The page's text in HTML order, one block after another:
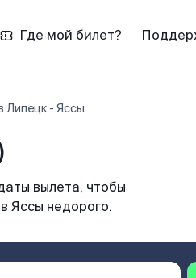
Где мой билет?
Липецк - Яссы
вылета, чтобы
Яссы недорого.